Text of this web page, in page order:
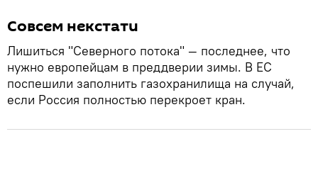
Совсем некстати
Лишиться "Северного потока" — последнее, что
нужно европейцам в преддверии зимы. В ЕС
поспешили заполнить газохранилища на случай,
если Россия полностью перекроет кран.